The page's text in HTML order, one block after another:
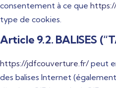
consentement à ce que
type de cookies.
Article 9.2. BALISES
https://jdfcouverture.fr/peut
des balises Internet